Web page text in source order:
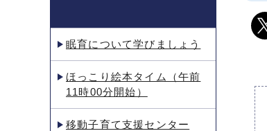
眠育について学びましょう
ほっこり絵本タイム（午前
11時00分開始）
移動子育て支援センター